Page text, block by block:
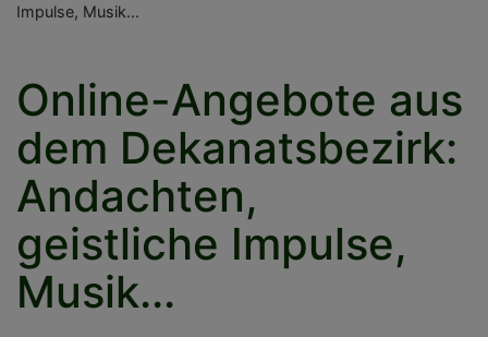
Impulse, Musik...
Online-Angebote aus
dem Dekanatsbezirk:
Andachten,
geistliche Impulse,
Musik...